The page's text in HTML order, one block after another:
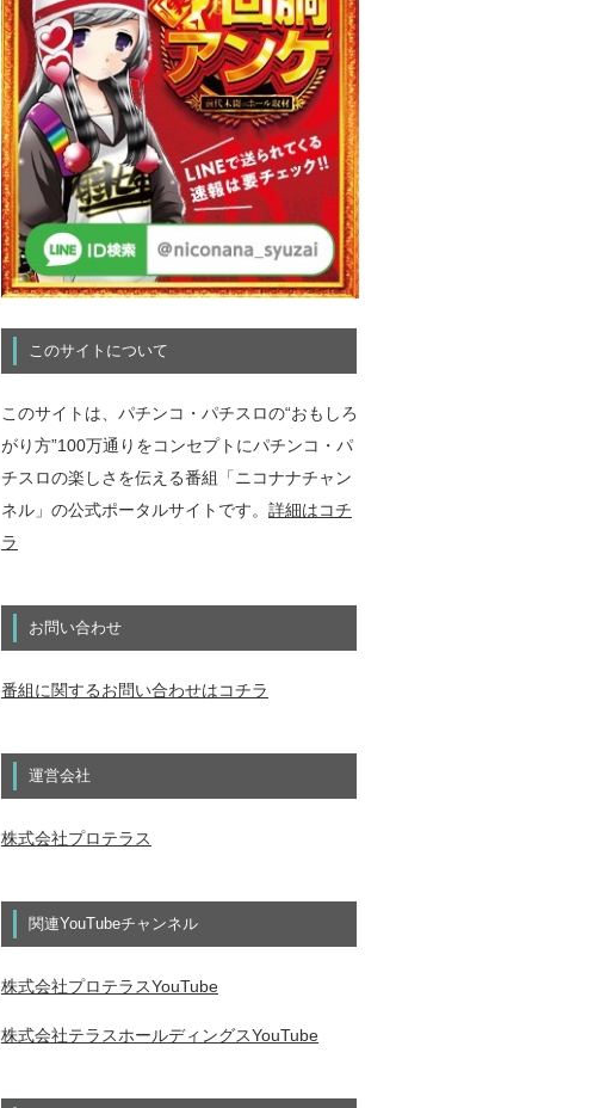
このサイトについて
このサイトは、パチンコ・パチスロの“おもしろ
がり方”100万通りをコンセプトにパチンコ・パ
チスロの楽しさを伝える番組「ニコナナチャン
ネル」の公式ポータルサイトです。 詳細はコチ
ラ
お問い合わせ
番組に関するお問い合わせはコチラ
運営会社
株式会社プロテラス
関連YouTubeチャンネル
株式会社プロテラスYouTube
株式会社テラスホールディングスYouTube